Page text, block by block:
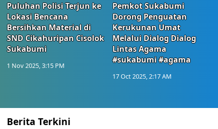
Puluhan Polisi Terjun ke
Lokasi Bencana
Bersihkan Material di
SND Cikahuripan Cisolok
Sukabumi
1 Nov 2025, 3:15 PM
Pemkot Sukabumi
Dorong Penguatan
Kerukunan Umat
Melalui Dialog Dialog
Lintas Agama
#sukabumi #agama
17 Oct 2025, 2:17 AM
Berita Terkini